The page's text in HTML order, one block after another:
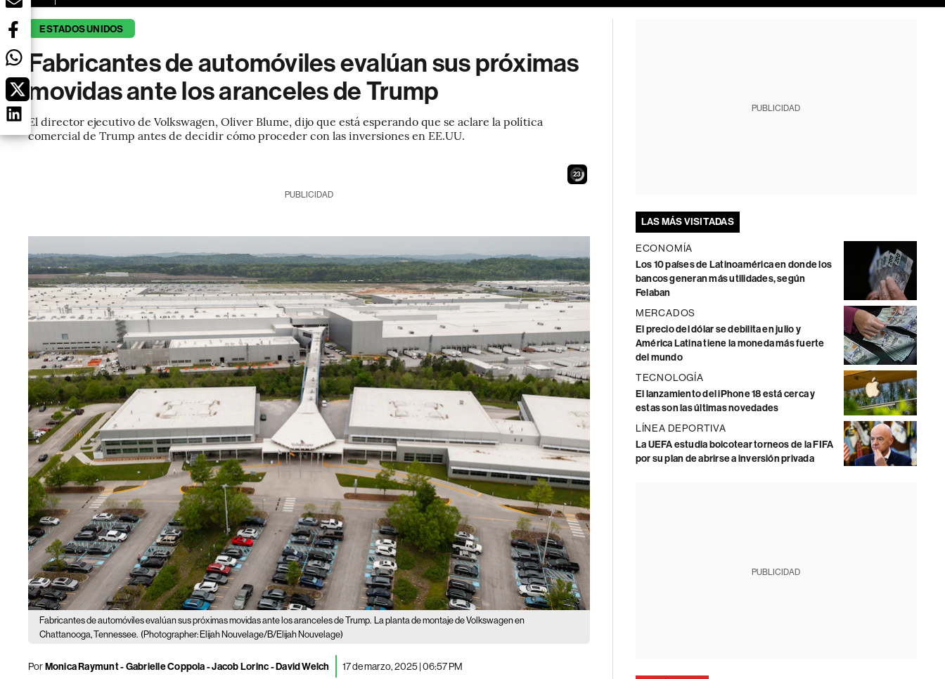
ESTADOS UNIDOS
Fabricantes de automóviles evalúan sus próximas
movidas ante los aranceles de Trump
El director ejecutivo de Volkswagen, Oliver Blume, dijo que está esperando que se aclare la política
comercial de Trump antes de decidir cómo proceder con las inversiones en EE.UU.
22
PUBLICIDAD
Fabricantes de automóviles evalúan sus próximas movidas ante los aranceles de Trump. La planta de montaje de Volkswagen en
Chattanooga, Tennessee. (Photographer: Elijah Nouvelage/B/Elijah Nouvelage)
PorMonica Raymunt - Gabrielle Coppola - Jacob Lorinc - David Welch 17 de marzo, 2025 | 06:57 PM
PUBLICIDAD
LAS MÁS VISITADAS
ECONOMÍA
Los 10 países de Latinoamérica en donde los
bancos generan más utilidades, según
Felaban
MERCADOS
El precio del dólar se debilita en julio y
América Latina tiene la moneda más fuerte
del mundo
TECNOLOGÍA
El lanzamiento del iPhone 18 está cerca y
estas son las últimas novedades
LÍNEA DEPORTIVA
La UEFA estudia boicotear torneos de la FIFA
por su plan de abrirse a inversión privada
PUBLICIDAD